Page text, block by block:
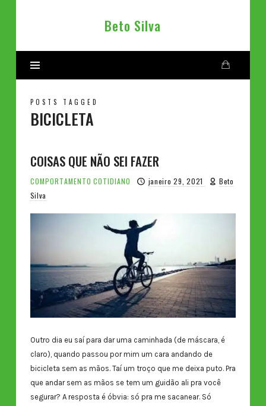
Beto
Beto Silva
POSTS TAGGED
BICICLETA
COISAS QUE NÃO SEI FAZER
COMPORTAMENTO COTIDIANO janeiro 29, 2021
Beto
Silva
Outro dia eu saí para dar uma caminhada (de máscara, é
claro), quando passou por mim um cara andando de
bicicleta sem as mãos. Taí um troço que me deixa puto. Pra
que andar sem as mãos se tem um guidão ali pra você
segurar? A resposta é óbvia: só pra me sacanear. Só